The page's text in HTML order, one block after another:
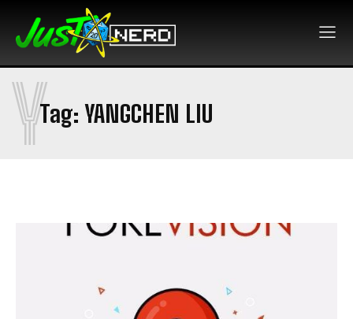
Tag: YANGCHEN LIU
Y